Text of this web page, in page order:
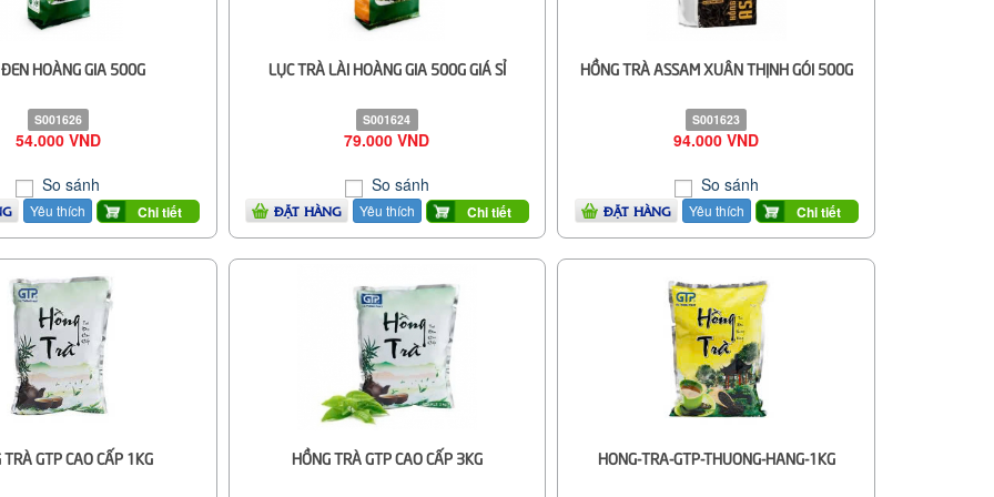
HOÀNG GIA 500G
S001626
54.000 VND
So sánh
Yêu thích Chi tiết
LỤC TRÀ LÀI HOÀNG GIA 500G GIÁ SỈ
S001624
79.000 VND
So sánh
ĐẶT HÀNG Yêu thích Chi tiết
HỒNG TRÀ ASSAM XUÂN THỊNH GÓI 500G
S001623
94.000 VND
So sánh
ĐẶT HÀNG Yêu thích Chi tiết
TRÀ GTP CAO CẤP 1KG HỒNG TRÀ GTP CAO CẤP 3KG HONG-TRA-GTP-THUONG-HANG-1KG